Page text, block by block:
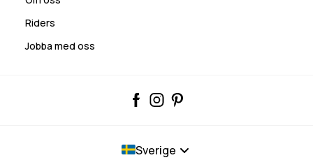
Riders
Jobba med oss
Sverige